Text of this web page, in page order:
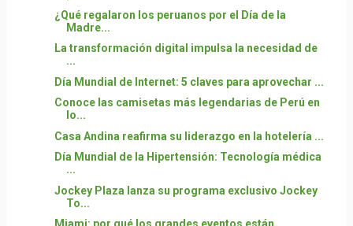
¿Qué regalaron los peruanos por el Día de la
Madre...
La transformación digital impulsa la necesidad de
...
Día Mundial de Internet: 5 claves para aprovechar ...
Conoce las camisetas más legendarias de Perú en
lo...
Casa Andina reafirma su liderazgo en la hotelería ...
Día Mundial de la Hipertensión: Tecnología médica
...
Jockey Plaza lanza su programa exclusivo Jockey
To...